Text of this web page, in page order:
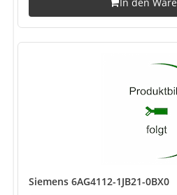
Siemens 6AG4112-1JB21-0BX0